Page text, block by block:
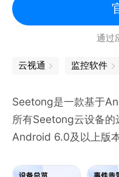
通过
云视通 监控软件
Seetong是一款基于
所有Seetong云设备的
Android 6.0及以上版本
备列表智能排序、实